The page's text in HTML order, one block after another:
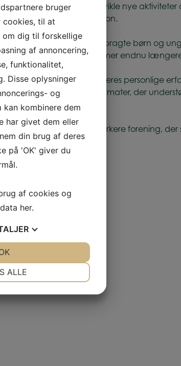
i vores arbejde, udvikle nye
lokal repræsentation.
og unge
på til mødet med anbragte børn og
så vi kommer endnu
medlemmer, der stiller deres personlige
nye aktiviteter og formater, der
at skabe en stadigt stærkere forening, der
bruger
cookies, til at
om dig til forskellige
af annoncering,
funktionalitet,
Disse oplysninger
og
kan kombinere dem
har givet dem eller
din brug af deres
på 'OK' giver du
af cookies og
her.
ALLE